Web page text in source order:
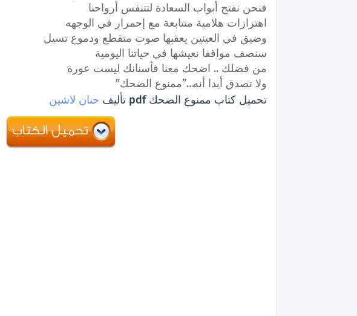
فنحن نفتح أبواب السعادة لتتنفس أرواحنا
اهتزازات هلامية متتابعة مع إحمرار في الوجهه
وضيق في العينين يعقبها صوت متقطع ودموع تسيل
سنصف مواقفا نعيشها في حياتنا اليومية
من فضلك .. اضحك معنا فأسنانك ليست عورة
ولا تصدق أبدا أنه…”ممنوع الضحك”
تحميل كتاب ممنوع الضحك pdf تأليف
حنان لاشين